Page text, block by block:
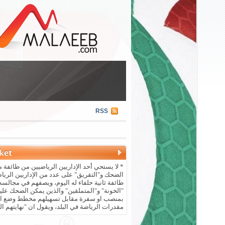
RSS
* لا يستحي أحد الإداريين الرياضيين من طائفة
الضحك و"التقريق" على عدد من الإداريين
طائفة ثانية حلفاء له اليوم، ويصفهم في
"الخونة" و"المتملقين" والذين يمكن الضحك
بمنصب او سفرة مقابل تسهيلهم مخطط وضع
مقدرات الرياضة في البلد، ويقول ان "نهايتهم